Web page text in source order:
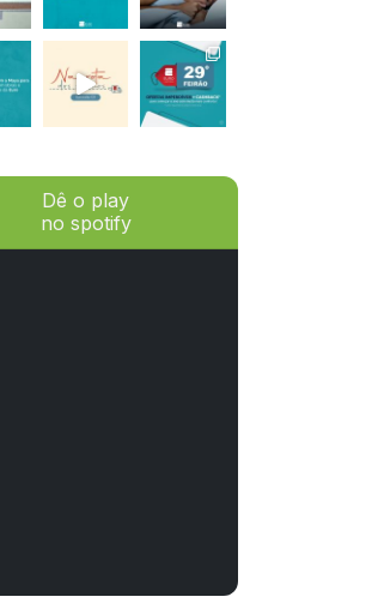
Dê o play
no spotify